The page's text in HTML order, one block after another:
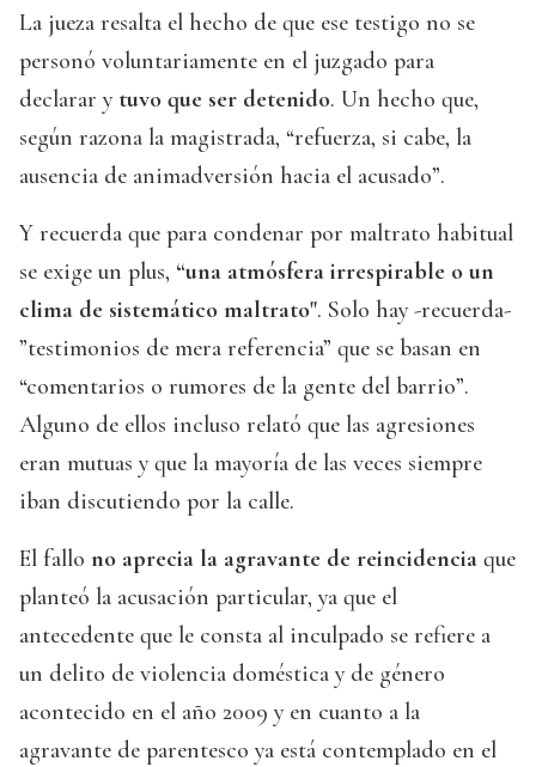
La jueza resalta el hecho de que ese testigo no se
personó voluntariamente en el juzgado para
declarar y tuvo que ser detenido. Un hecho que,
según razona la magistrada, “refuerza, si cabe, la
ausencia de animadversión hacia el acusado”.
Y recuerda que para condenar por maltrato habitual
se exige un plus, “una atmósfera irrespirable o un
clima de sistemático maltrato". Solo hay -recuerda-
”testimonios de mera referencia” que se basan en
“comentarios o rumores de la gente del barrio”.
Alguno de ellos incluso relató que las agresiones
eran mutuas y que la mayoría de las veces siempre
iban discutiendo por la calle.
El fallo no aprecia la agravante de reincidencia que
planteó la acusación particular, ya que el
antecedente que le consta al inculpado se refiere a
un delito de violencia doméstica y de género
acontecido en el año 2009 y en cuanto a la
agravante de parentesco ya está contemplado en el